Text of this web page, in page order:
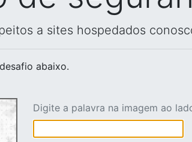
a sites hospedados
abaixo.
Digite a palavra na imagem ao